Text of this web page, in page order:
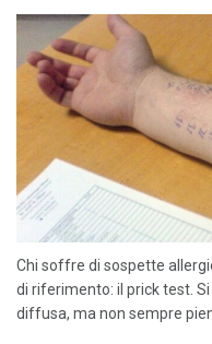
Chi soffre di sospette
di riferimento: il prick test.
diffusa, ma non sempre